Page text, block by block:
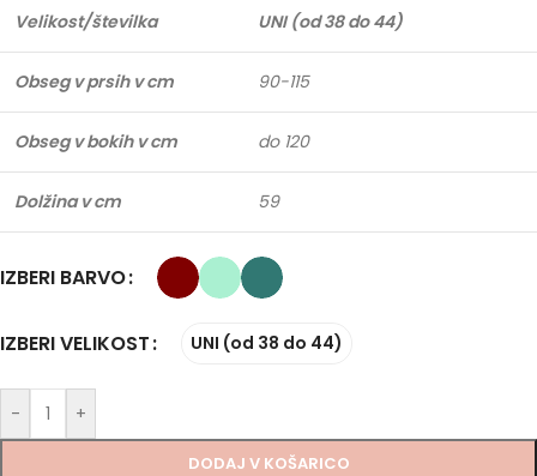
Velikost/številka UNI (od 38 do 44)
Obseg v prsih v cm 90-115
Obseg v bokih v cm do 120
Dolžina v cm 59
IZBERI BARVO
IZBERI VELIKOST UNI (od 38 do 44)
- +
DODAJ V KOŠARICO